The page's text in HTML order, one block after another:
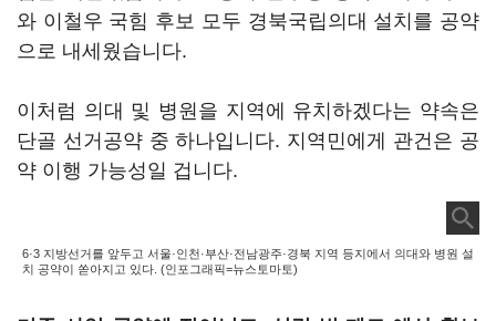
와 이철우 국힘 후보 모두 경북국립의대 설치를 공약
으로 내세웠습니다.
이처럼 의대 및 병원을 지역에 유치하겠다는 약속은
단골 선거공약 중 하나입니다. 지역민에게 관건은 공
약 이행 가능성일 겁니다.
6·3 지방선거를 앞두고 서울·인천·부산·전남광주·경북 지역 등지에서 의대와 병원 설
치 공약이 쏟아지고 있다. (인포그래픽=뉴스토마토)